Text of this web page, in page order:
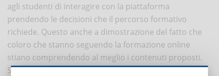
agli studenti di interagire con la piattaforma
prendendo le decisioni che il percorso formativo
richiede. Questo anche a dimostrazione del fatto che
coloro che stanno seguendo la formazione online
stiano comprendendo al meglio i contenuti proposti.
Spesso i corsi sono accompagnati da questionari per